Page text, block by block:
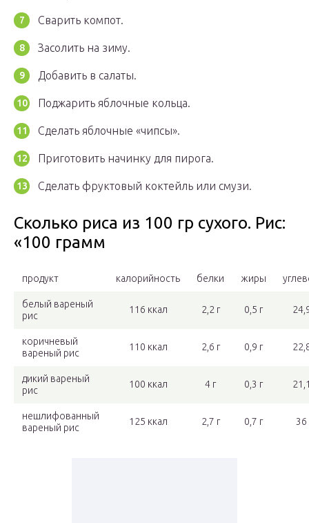
Сварить компот.
Засолить на зиму.
Добавить в салаты.
Поджарить яблочные кольца.
Сделать яблочные «чипсы».
Приготовить начинку для пирога.
Сделать фруктовый коктейль или смузи.
Сколько риса из 100 гр сухого. Рис:
«100 грамм
продукт калорийность белки жиры
белый вареный
рис
116 ккал 2,2 г 0,5 г
коричневый
вареный рис
110 ккал 2,6 г 0,9 г
дикий вареный
рис
100 ккал 4 г 0,3 г
нешлифованный
вареный рис
125 ккал 2,7 г 0,7 г 36